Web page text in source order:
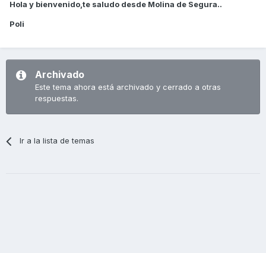
Hola y bienvenido,te saludo desde Molina de Segura..
Poli
Archivado
Este tema ahora está archivado y cerrado a otras
respuestas.
Ir a la lista de temas